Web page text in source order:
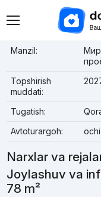
Manzil:
Topshirish
muddati:
Tugatish:
Avtoturargoh:
Narxlar va
Joylashuv va
78 m²